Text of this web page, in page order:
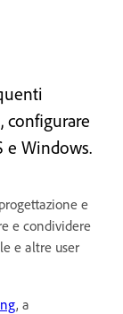
configurare
e Windows.
e
e condividere
e altre user
, a